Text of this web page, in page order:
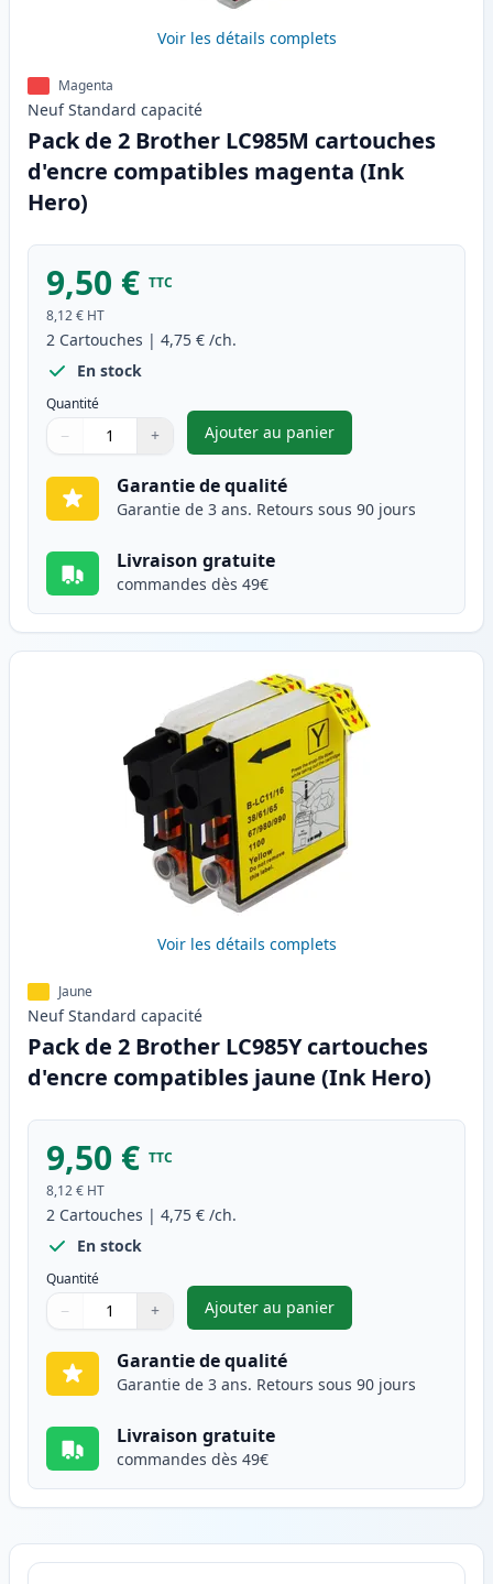
Voir les détails complets
Magenta
Neuf Standard capacité
Pack de 2 Brother LC985M cartouches
d'encre compatibles magenta (Ink
Hero)
9,50 € TTC
8,12 € HT
2 Cartouches | 4,75 € /ch.
En stock
Quantité
Quantité
Utilisez les boutons pour ajuster
− +
Quantité
Ajouter au panier
,Pack de 2 Brother LC985M
Garantie de qualité
Garantie de 3 ans. Retours sous 90 jours
Livraison gratuite
commandes dès 49€
Voir les détails complets
Jaune
Neuf Standard capacité
Pack de 2 Brother LC985Y cartouches
d'encre compatibles jaune (Ink Hero)
9,50 € TTC
8,12 € HT
2 Cartouches | 4,75 € /ch.
En stock
Quantité
Quantité
Utilisez les boutons pour ajuster
− +
Quantité
Ajouter au panier
,Pack de 2 Brother LC985Y
Garantie de qualité
Garantie de 3 ans. Retours sous 90 jours
Livraison gratuite
commandes dès 49€